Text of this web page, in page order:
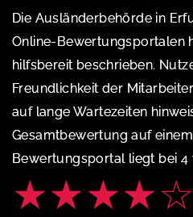
Die Ausländerbehörde in
Online-Bewertungsportalen
hilfsbereit beschrieben.
Freundlichkeit der
auf lange Wartezeiten
Gesamtbewertung auf
Bewertungsportal liegt bei 4
★★★★☆